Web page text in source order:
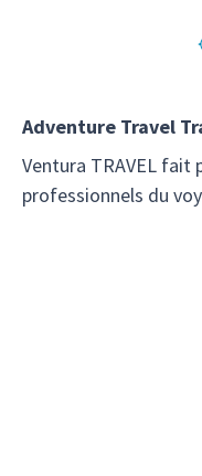
Adventure Travel
Ventura TRAVEL fait
professionnels du